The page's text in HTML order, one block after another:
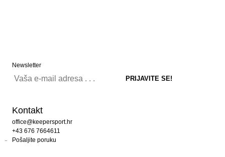
Newsletter
Kontakt
office@keepersport.hr
+43 676 7664611
Pošaljite poruku